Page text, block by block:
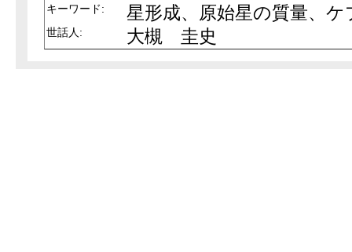
キーワード: 星形成、原始星の質量、ケ
世話人: 大槻 圭史